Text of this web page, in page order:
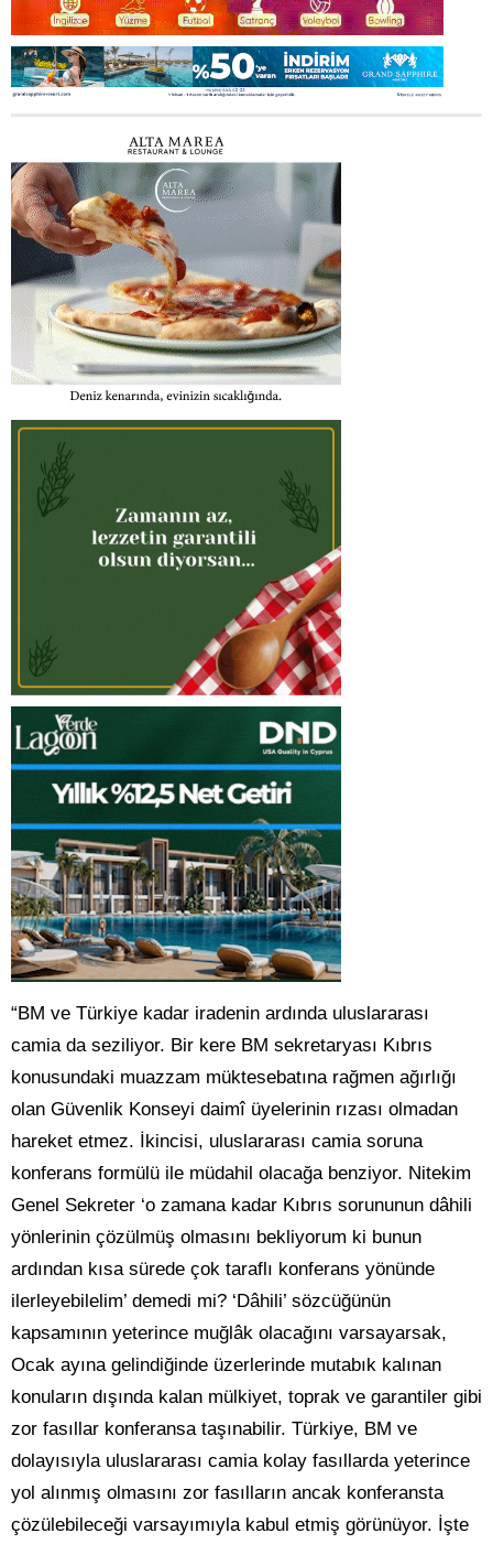
“BM ve Türkiye kadar iradenin ardında uluslararası
camia da seziliyor. Bir kere BM sekretaryası Kıbrıs
konusundaki muazzam müktesebatına rağmen ağırlığı
olan Güvenlik Konseyi daimî üyelerinin rızası olmadan
hareket etmez. İkincisi, uluslararası camia soruna
konferans formülü ile müdahil olacağa benziyor. Nitekim
Genel Sekreter ‘o zamana kadar Kıbrıs sorununun dâhili
yönlerinin çözülmüş olmasını bekliyorum ki bunun
ardından kısa sürede çok taraflı konferans yönünde
ilerleyebilelim’ demedi mi? ‘Dâhili’ sözcüğünün
kapsamının yeterince muğlâk olacağını varsayarsak,
Ocak ayına gelindiğinde üzerlerinde mutabık kalınan
konuların dışında kalan mülkiyet, toprak ve garantiler gibi
zor fasıllar konferansa taşınabilir. Türkiye, BM ve
dolayısıyla uluslararası camia kolay fasıllarda yeterince
yol alınmış olmasını zor fasılların ancak konferansta
çözülebileceği varsayımıyla kabul etmiş görünüyor. İşte